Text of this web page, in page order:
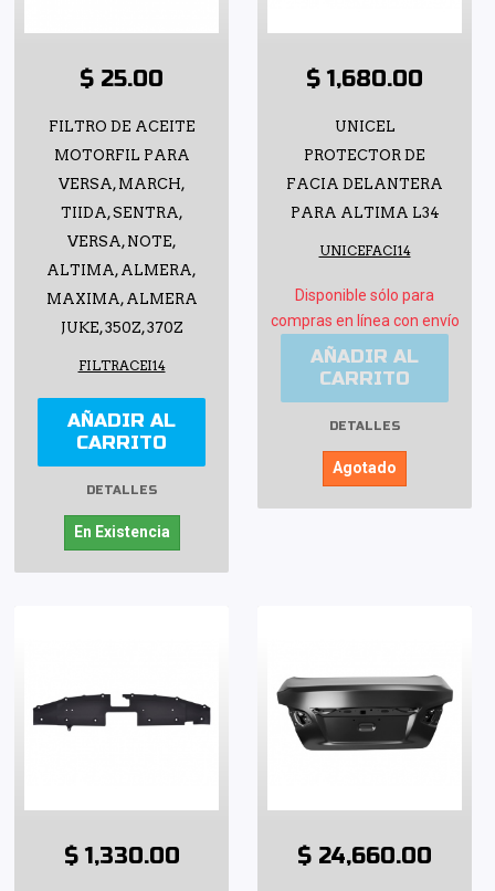
$ 25.00
FILTRO DE ACEITE
MOTORFIL PARA
VERSA, MARCH,
TIIDA, SENTRA,
VERSA, NOTE,
ALTIMA, ALMERA,
MAXIMA, ALMERA
JUKE, 350Z, 370Z
FILTRACEI14
AÑADIR AL
CARRITO
DETALLES
En Existencia
$ 1,680.00
UNICEL
PROTECTOR DE
FACIA DELANTERA
PARA ALTIMA L34
UNICEFACI14
Disponible sólo para
compras en línea con envío
AÑADIR AL
CARRITO
DETALLES
Agotado
$ 1,330.00 $ 24,660.00